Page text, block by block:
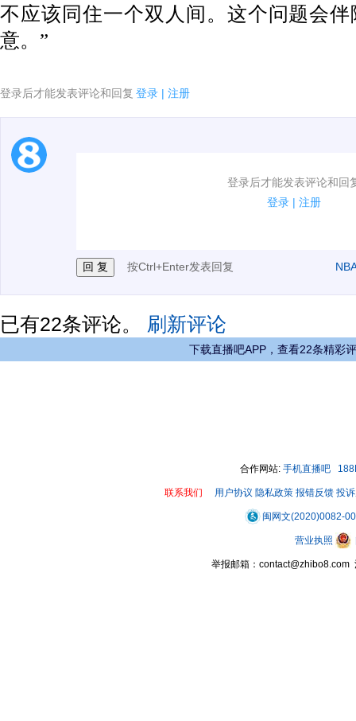
不应该同住一个双人间。这个问题会
意。”
登录后才能发表评论和回复 登录 | 注册
登录后才能发表评论和回
登录 | 注册
1.电脑端新用户可以发表评论了！
按Ctrl+Enter发表回复
已有22条评论。 刷新评论
下载直播吧APP，查看22条精彩
合作网站: 手机直播吧
联系我们 用户协议 隐私政策 报错反馈 投
闽网文(2020)0082-
营业执照
举报邮箱：